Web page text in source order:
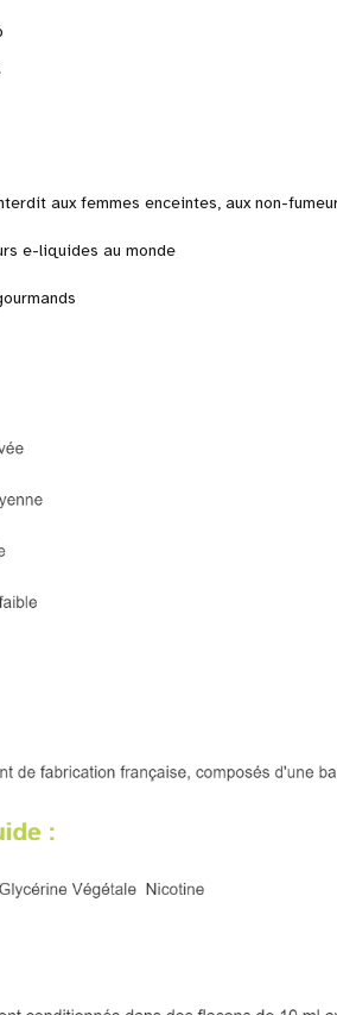
aux femmes enceintes, aux non-
e-liquides au monde